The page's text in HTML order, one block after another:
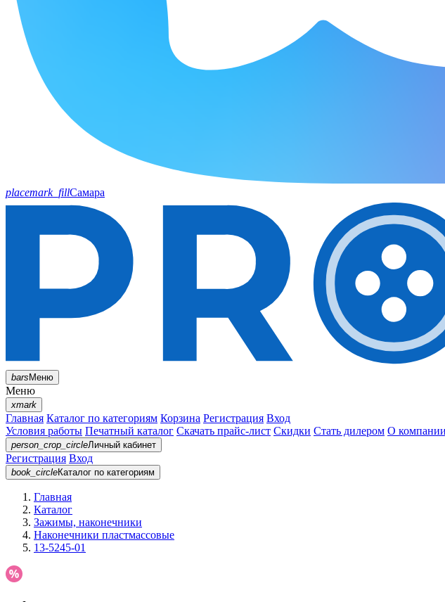
placemark_fillСамара
barsМеню
Меню
xmark
Главная Каталог по категориям Корзина Регистрация Вход
Условия работы Печатный каталог Скачать прайс-лист Скидки Стать дилером О компании
person_crop_circleЛичный кабинет
Регистрация Вход
book_circleКаталог по категориям
Главная
Каталог
Зажимы, наконечники
Наконечники пластмассовые
13-5245-01